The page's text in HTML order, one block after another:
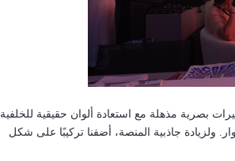
بصرية مذهلة مع استعادة ألوان حقيقية للخلفية
ولزيادة جاذبية المنصة، أضفنا تركيبًا على شكل